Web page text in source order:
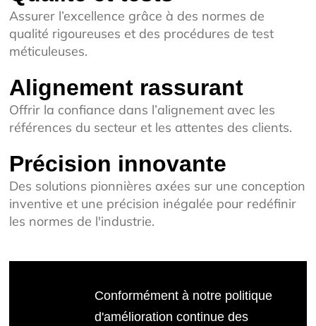
Assurer l’excellence grâce à des normes de
qualité rigoureuses et des procédures de test
méticuleuses.
Alignement rassurant
Offrir la confiance dans l’alignement avec les
références du secteur et les attentes des clients.
Précision innovante
Des solutions pionnières axées sur une conception
inventive et une précision inégalée pour redéfinir
les normes de l'industrie.
Conformément à notre politique
d'amélioration continue des